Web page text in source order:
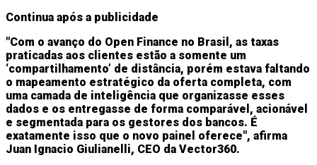
Continua após a publicidade
"Com o avanço do Open Finance no Brasil, as taxas
praticadas aos clientes estão a somente um
‘compartilhamento’ de distância, porém estava faltando
o mapeamento estratégico da oferta completa, com
uma camada de inteligência que organizasse esses
dados e os entregasse de forma comparável, acionável
e segmentada para os gestores dos bancos. É
exatamente isso que o novo painel oferece", afirma
Juan Ignacio Giulianelli, CEO da Vector360.